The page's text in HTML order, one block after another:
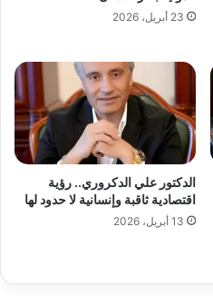
23 أبريل، 2026
الدكتور علي الدكروري.. رؤية
اقتصادية ثاقبة وإنسانية لا حدود لها
13 أبريل، 2026